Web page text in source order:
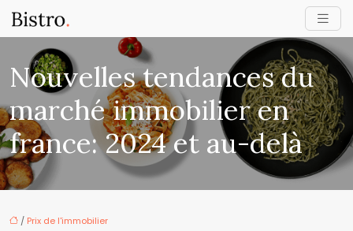
Nouvelles tendances du
marché immobilier en
france: 2024 et au-delà
/ Prix de l'immobilier